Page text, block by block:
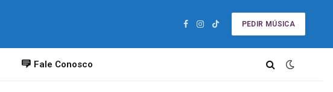
Facebook
Instagram
TikTok
PEDIR MÚSICA
Fale Conosco